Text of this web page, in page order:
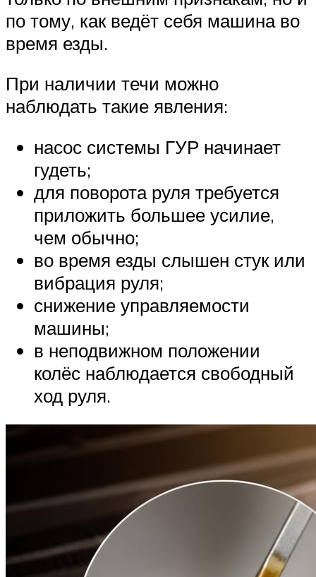
по тому, как ведёт себя машина во
время езды.
При наличии течи можно
наблюдать такие явления:
насос системы ГУР начинает
гудеть;
для поворота руля требуется
приложить большее усилие,
чем обычно;
во время езды слышен стук или
вибрация руля;
снижение управляемости
машины;
в неподвижном положении
колёс наблюдается свободный
ход руля.